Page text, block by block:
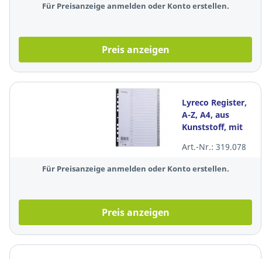
Für Preisanzeige anmelden oder Konto erstellen.
Preis anzeigen
Lyreco Register,
A-Z, A4, aus
Kunststoff, mit
Blatt, grau
Art.-Nr.: 319.078
Für Preisanzeige anmelden oder Konto erstellen.
Preis anzeigen